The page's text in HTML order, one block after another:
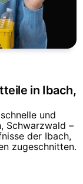
in Ibach,
und
Schwarzwald –
der Ibach,
zugeschnitten.